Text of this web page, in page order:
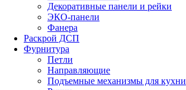
Декоративные панели и рейки
ЭКО-панели
Фанера
Раскрой ДСП
Фурнитура
Петли
Направляющие
Подъемные механизмы для кухни